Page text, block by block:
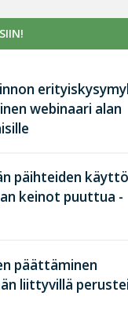
webinaari alan
päihteiden
keinot puuttua -
päättäminen
liittyvillä